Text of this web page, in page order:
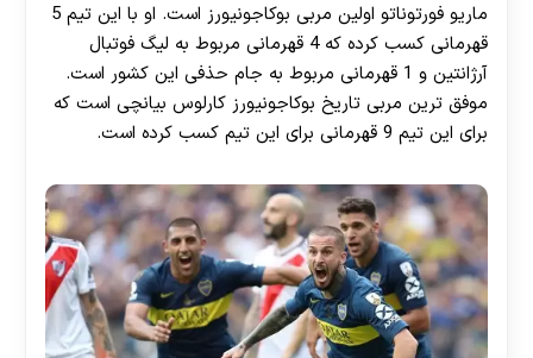
ماریو فورتوناتو اولین مربی بوکاجونیورز است. او با این تیم 5
قهرمانی کسب کرده که 4 قهرمانی مربوط به لیگ فوتبال
آرژانتین و 1 قهرمانی مربوط به جام حذفی این کشور است.
موفق ترین مربی تاریخ بوکاجونیورز کارلوس بیانچی است که
برای این تیم 9 قهرمانی برای این تیم کسب کرده است.